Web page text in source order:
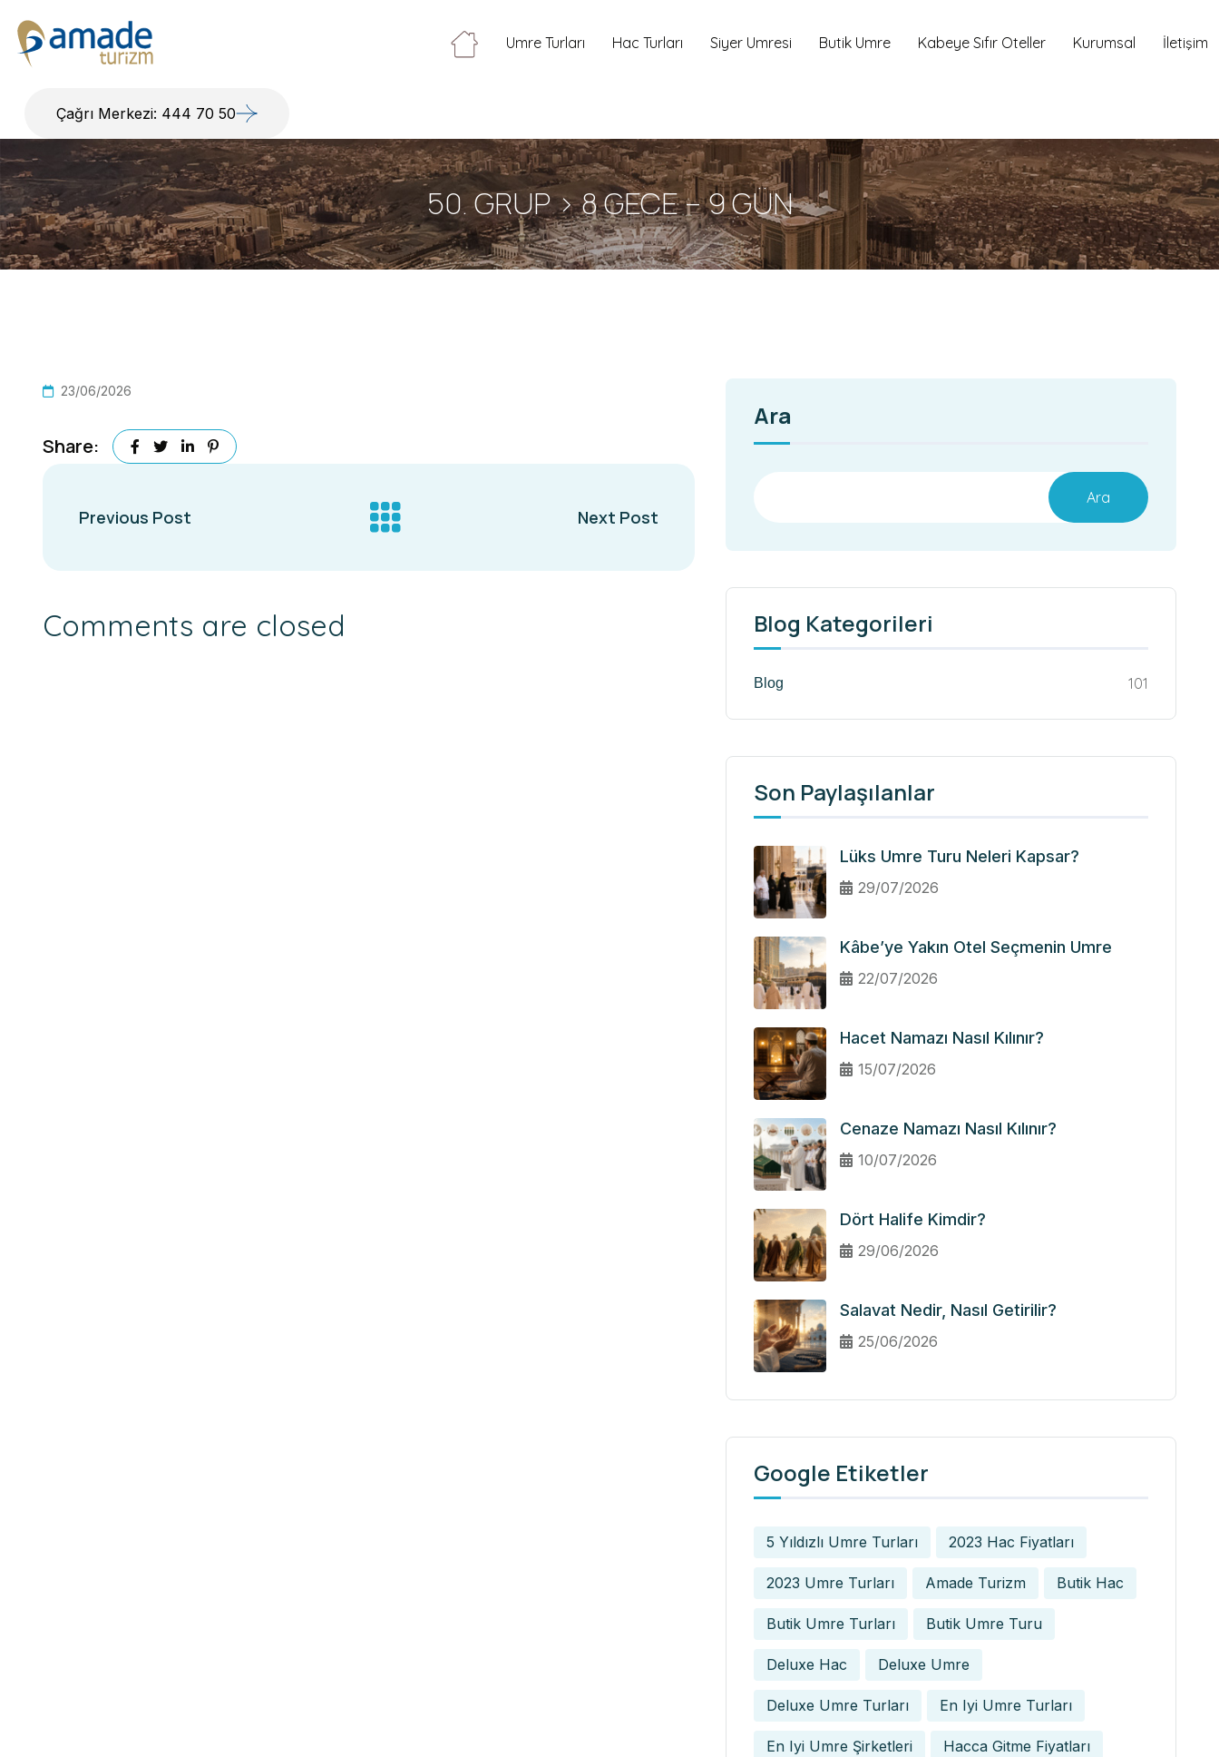
Umre Turları Hac Turları Siyer Umresi Butik Umre Kabeye Sıfır Oteller Kurumsal İletişim
Çağrı Merkezi: 444 70 50
50. GRUP > 8 GECE – 9 GÜN
23/06/2026
Share:
Previous Post Next Post
Comments are closed
Ara
Ara
Blog Kategorileri
Blog 101
Son Paylaşılanlar
Lüks Umre Turu Neleri Kapsar?
29/07/2026
Kâbe’ye Yakın Otel Seçmenin Umre
22/07/2026
Hacet Namazı Nasıl Kılınır?
15/07/2026
Cenaze Namazı Nasıl Kılınır?
10/07/2026
Dört Halife Kimdir?
29/06/2026
Salavat Nedir, Nasıl Getirilir?
25/06/2026
Google Etiketler
5 Yıldızlı Umre Turları 2023 Hac Fiyatları
2023 Umre Turları Amade Turizm Butik Hac
Butik Umre Turları Butik Umre Turu
Deluxe Hac Deluxe Umre
Deluxe Umre Turları En Iyi Umre Turları
En Iyi Umre Şirketleri Hacca Gitme Fiyatları